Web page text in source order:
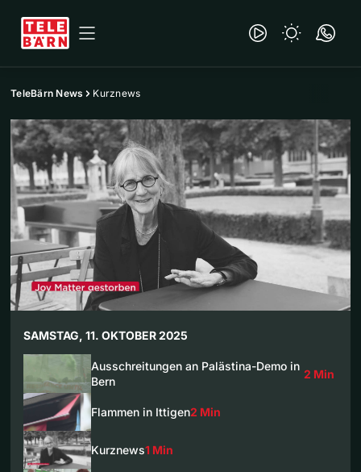
TeleBärn News Kurznews
SAMSTAG, 11. OKTOBER 2025
Ausschreitungen an Palästina-Demo in
Bern
2 Min
Flammen in Ittigen2 Min
Kurznews1 Min